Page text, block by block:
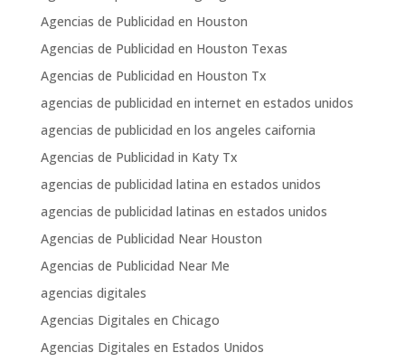
Agencias de Publicidad en Houston
Agencias de Publicidad en Houston Texas
Agencias de Publicidad en Houston Tx
agencias de publicidad en internet en estados unidos
agencias de publicidad en los angeles caifornia
Agencias de Publicidad in Katy Tx
agencias de publicidad latina en estados unidos
agencias de publicidad latinas en estados unidos
Agencias de Publicidad Near Houston
Agencias de Publicidad Near Me
agencias digitales
Agencias Digitales en Chicago
Agencias Digitales en Estados Unidos